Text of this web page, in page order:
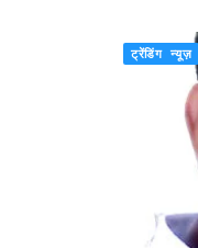
ट्रेंडिंग न्यूज़